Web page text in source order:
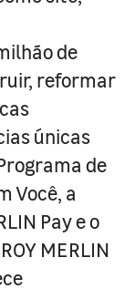
de
reformar
únicas
de
Você, a
Pay e o
MERLIN